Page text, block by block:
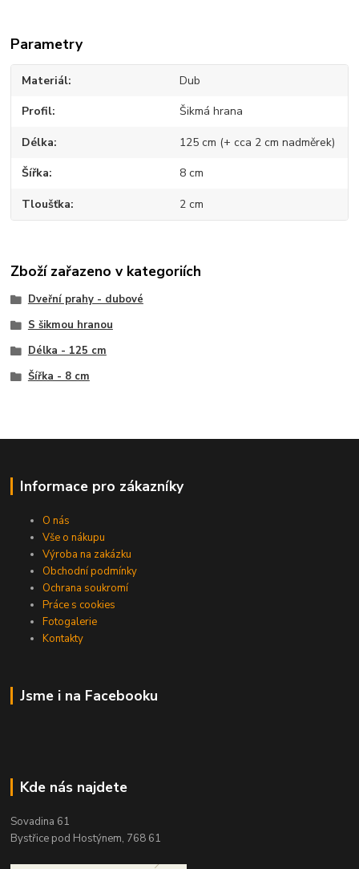
Parametry
Materiál Dub
Profil Šikmá hrana
Délka 125 cm (+ cca 2 cm nadměrek)
Šířka 8 cm
Tloušťka 2 cm
Zboží zařazeno v kategoriích
Dveřní prahy - dubové
S šikmou hranou
Délka - 125 cm
Šířka - 8 cm
Informace pro zákazníky
O nás
Vše o nákupu
Výroba na zakázku
Obchodní podmínky
Ochrana soukromí
Práce s cookies
Fotogalerie
Kontakty
Jsme i na Facebooku
Kde nás najdete
Sovadina 61
Bystřice pod Hostýnem, 768 61